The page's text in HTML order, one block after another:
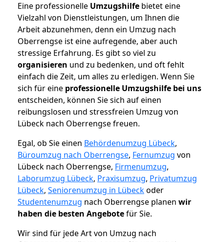
Eine professionelle Umzugshilfe bietet eine
Vielzahl von Dienstleistungen, um Ihnen die
Arbeit abzunehmen, denn ein Umzug nach
Oberrengse ist eine aufregende, aber auch
stressige Erfahrung. Es gibt so viel zu
organisieren und zu bedenken, und oft fehlt
einfach die Zeit, um alles zu erledigen. Wenn Sie
sich für eine professionelle Umzugshilfe bei uns
entscheiden, können Sie sich auf einen
reibungslosen und stressfreien Umzug von
Lübeck nach Oberrengse freuen.
Egal, ob Sie einen Behördenumzug Lübeck,
Büroumzug nach Oberrengse, Fernumzug von
Lübeck nach Oberrengse, Firmenumzug,
Laborumzug Lübeck, Praxisumzug, Privatumzug
Lübeck, Seniorenumzug in Lübeckoder
Studentenumzug nach Oberrengse planen wir
haben die besten Angebotefür Sie.
Wir sind für jede Art von Umzug nach